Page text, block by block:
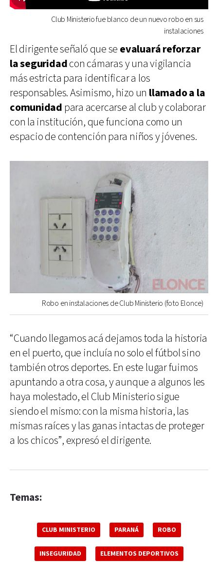
Club Ministerio fue blanco de un nuevo robo en sus
instalaciones
El dirigente señaló que se evaluará reforzar
la seguridadcon cámaras y una vigilancia
más estricta para identificar a los
responsables. Asimismo, hizo un llamado a la
comunidad para acercarse al club y colaborar
con la institución, que funciona como un
espacio de contención para niños y jóvenes.
Robo en instalaciones de Club Ministerio (foto Elonce)
“Cuando llegamos acá dejamos toda la historia
en el puerto, que incluía no solo el fútbol sino
también otros deportes. En este lugar fuimos
apuntando a otra cosa, y aunque a algunos les
haya molestado, el Club Ministerio sigue
siendo el mismo: con la misma historia, las
mismas raíces y las ganas intactas de proteger
a los chicos”, expresó el dirigente.
Temas:
CLUB MINISTERIO PARANÁ ROBO
INSEGURIDAD ELEMENTOS DEPORTIVOS